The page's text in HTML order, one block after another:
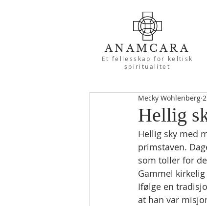
ANAMCARA
Et fellesskap for keltisk
spiritualitet
Hellig
Mecky Wohlenberg
Hellig sky med
primstaven.
som toller for
Gammel
Ifølge en
at han var